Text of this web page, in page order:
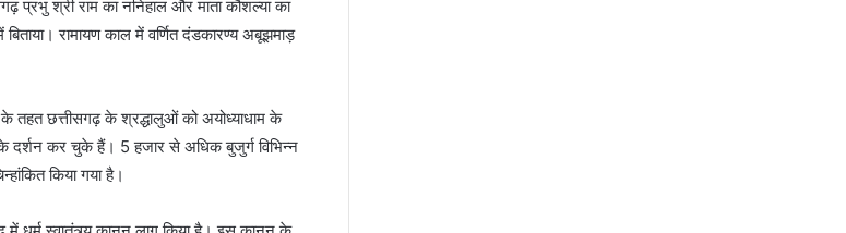
प्रभु श्री राम का ननिहाल और माता कौशल्या का
रामायण काल में वर्णित दंडकारण्य अबूझमाड़
के तहत छत्तीसगढ़ के श्रद्धालुओं को अयोध्याधाम के
कर चुके हैं। 5 हजार से अधिक बुजुर्ग विभिन्न
किया गया है।